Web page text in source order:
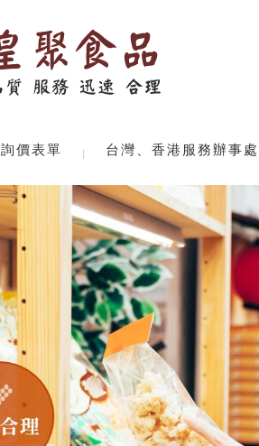
詢價表單 台灣、香港服務辦事處